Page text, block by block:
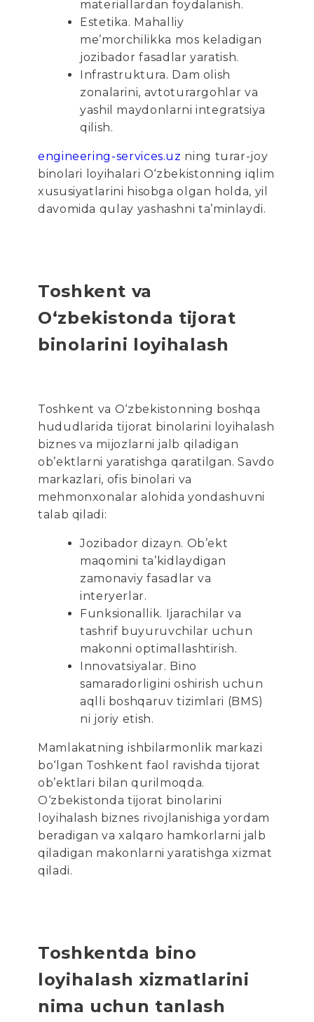
materiallardan foydalanish.
Estetika. Mahalliy
me’morchilikka mos keladigan
jozibador fasadlar yaratish.
Infrastruktura. Dam olish
zonalarini, avtoturargohlar va
yashil maydonlarni integratsiya
qilish.
engineering-services.uz ning turar-joy
binolari loyihalari O‘zbekistonning iqlim
xususiyatlarini hisobga olgan holda, yil
davomida qulay yashashni ta’minlaydi.
Toshkent va
O‘zbekistonda tijorat
binolarini loyihalash
Toshkent va O‘zbekistonning boshqa
hududlarida tijorat binolarini loyihalash
biznes va mijozlarni jalb qiladigan
ob’ektlarni yaratishga qaratilgan. Savdo
markazlari, ofis binolari va
mehmonxonalar alohida yondashuvni
talab qiladi:
Jozibador dizayn. Ob’ekt
maqomini ta’kidlaydigan
zamonaviy fasadlar va
interyerlar.
Funksionallik. Ijarachilar va
tashrif buyuruvchilar uchun
makonni optimallashtirish.
Innovatsiyalar. Bino
samaradorligini oshirish uchun
aqlli boshqaruv tizimlari (BMS)
ni joriy etish.
Mamlakatning ishbilarmonlik markazi
bo‘lgan Toshkent faol ravishda tijorat
ob’ektlari bilan qurilmoqda.
O‘zbekistonda tijorat binolarini
loyihalash biznes rivojlanishiga yordam
beradigan va xalqaro hamkorlarni jalb
qiladigan makonlarni yaratishga xizmat
qiladi.
Toshkentda bino
loyihalash xizmatlarini
nima uchun tanlash